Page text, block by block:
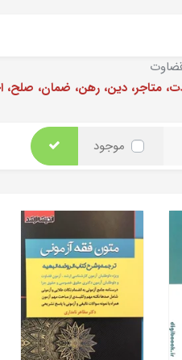
متاجر، دین، رهن، ضمان، صلح،
موجود